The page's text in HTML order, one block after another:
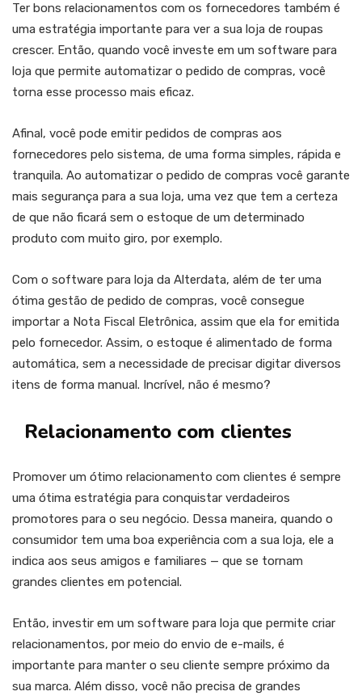
Ter bons relacionamentos com os fornecedores também é
uma estratégia importante para ver a sua loja de roupas
crescer. Então, quando você investe em um software para
loja que permite automatizar o pedido de compras, você
torna esse processo mais eficaz.
Afinal, você pode emitir pedidos de compras aos
fornecedores pelo sistema, de uma forma simples, rápida e
tranquila. Ao automatizar o pedido de compras você garante
mais segurança para a sua loja, uma vez que tem a certeza
de que não ficará sem o estoque de um determinado
produto com muito giro, por exemplo.
Com o software para loja da Alterdata, além de ter uma
ótima gestão de pedido de compras, você consegue
importar a Nota Fiscal Eletrônica, assim que ela for emitida
pelo fornecedor. Assim, o estoque é alimentado de forma
automática, sem a necessidade de precisar digitar diversos
itens de forma manual. Incrível, não é mesmo?
Relacionamento com clientes
Promover um ótimo relacionamento com clientes é sempre
uma ótima estratégia para conquistar verdadeiros
promotores para o seu negócio. Dessa maneira, quando o
consumidor tem uma boa experiência com a sua loja, ele a
indica aos seus amigos e familiares — que se tornam
grandes clientes em potencial.
Então, investir em um software para loja que permite criar
relacionamentos, por meio do envio de e-mails, é
importante para manter o seu cliente sempre próximo da
sua marca. Além disso, você não precisa de grandes